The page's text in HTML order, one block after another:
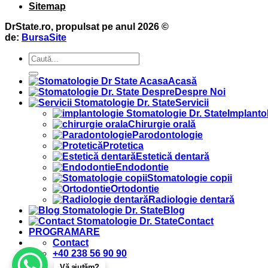
Sitemap
DrState.ro, propulsat pe anul 2026 ©
de: BursaSite
Acasă
Despre Noi
Servicii
Chirurgie orală
Parodontologie
Protetica
Estetică dentară
Endodontie
Stomatologie copii
Ortodontie
Radiologie dentară
Blog
Contact
PROGRAMARE
Contact
+40 238 56 90 90